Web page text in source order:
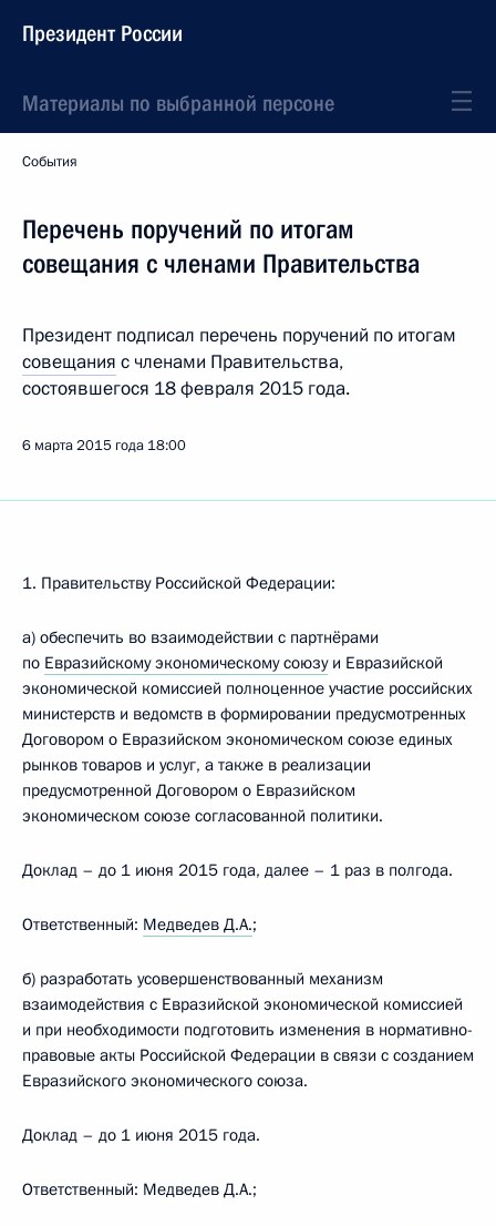
Президент России
Материалы по выбранной персоне
События
Перечень поручений по итогам
совещания с членами Правительства
Президент подписал перечень поручений по итогам
совещания с членами Правительства,
состоявшегося 18 февраля 2015 года.
6 марта 2015 года 18:00
1. Правительству Российской Федерации:
а) обеспечить во взаимодействии с партнёрами
по Евразийскому экономическому союзуи Евразийской
экономической комиссией полноценное участие российских
министерств и ведомств в формировании предусмотренных
Договором о Евразийском экономическом союзе единых
рынков товаров и услуг, а также в реализации
предусмотренной Договором о Евразийском
экономическом союзе согласованной политики.
Доклад – до 1 июня 2015 года, далее – 1 раз в полгода.
Ответственный: Медведев Д.А.;
б) разработать усовершенствованный механизм
взаимодействия с Евразийской экономической комиссией
и при необходимости подготовить изменения в нормативно-
правовые акты Российской Федерации в связи с созданием
Евразийского экономического союза.
Доклад – до 1 июня 2015 года.
Ответственный: Медведев Д.А.;